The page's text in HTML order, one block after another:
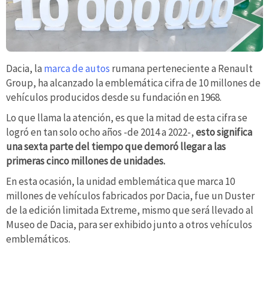
Dacia, la marca de autos rumana perteneciente a Renault
Group, ha alcanzado la emblemática cifra de 10 millones de
vehículos producidos desde su fundación en 1968.
Lo que llama la atención, es que la mitad de esta cifra se
logró en tan solo ocho años -de 2014 a 2022-,esto significa
una sexta parte del tiempo que demoró llegar a las
primeras cinco millones de unidades.
En esta ocasión, la unidad emblemática que marca 10
millones de vehículos fabricados por Dacia, fue un Duster
de la edición limitada Extreme, mismo que será llevado al
Museo de Dacia, para ser exhibido junto a otros vehículos
emblemáticos.